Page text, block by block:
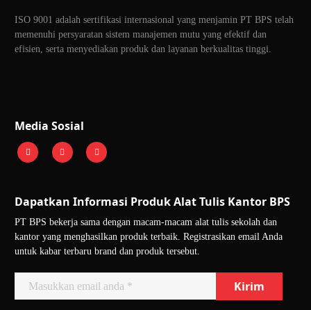
ISO 9001 adalah sertifikasi internasional yang menjamin PT BPS telah
memenuhi persyaratan sistem manajemen mutu yang efektif dan
efisien, serta menyediakan produk dan layanan berkualitas tinggi.
Media Sosial
Dapatkan Informasi Produk Alat Tulis Kantor BPS
PT BPS bekerja sama dengan macam-macam alat tulis sekolah dan
kantor yang menghasilkan produk terbaik. Registrasikan email Anda
untuk kabar terbaru brand dan produk tersebut.